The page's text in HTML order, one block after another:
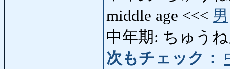
middle age <<< 男
中年期: ちゅう
次もチェック：